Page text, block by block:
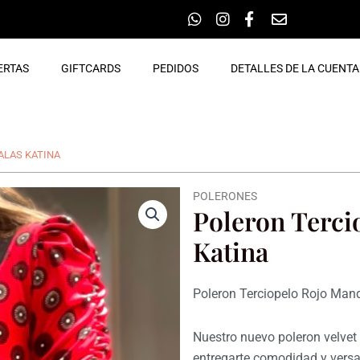
GIFTCARDS PEDIDOS DETALLES DE LA CUENTA
KATINA
POLERONES
Poleron
Katina
Poleron Terciopelo Rojo
Nuestro nuevo poleron